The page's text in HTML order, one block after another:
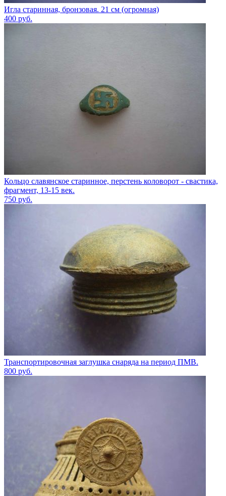
Игла старинная, бронзовая. 21 см (огромная)
400 руб.
Кольцо славянское старинное, перстень коловорот - свастика,
фрагмент, 13-15 век.
750 руб.
Транспортировочная заглушка снаряда на период ПМВ.
800 руб.